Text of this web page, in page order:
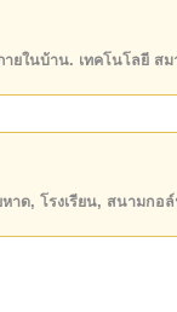
6,608,257 บาท
กรรมสิทธิ์ ชื่อไทย
และ LINE:
ยในบ้าน. เทคโนโลยี ส
าด, โรงเรียน, สนามก